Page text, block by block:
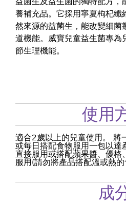
養補充品。它採用寧夏枸杞纖
然來源的益菌生，能改變細菌
道機能。威寶兒童益生菌專為
節生理機能。
使用
適合2歲以上的兒童使用。 將
或每日搭配食物服用一包以達
直接服用或搭配蘋果醬、優格
服用(請勿將產品搭配溫或熱
成